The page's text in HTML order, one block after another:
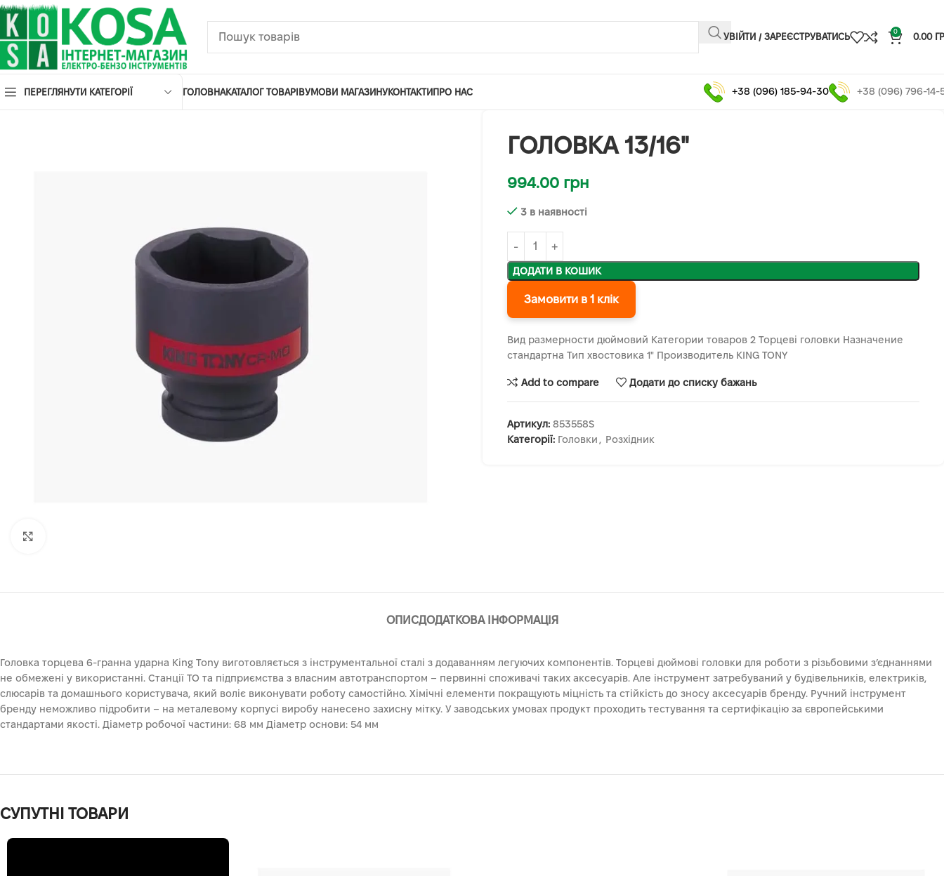
УВІЙТИ / ЗАРЕЄСТРУВАТИСЬ
0
0.00
ПЕРЕГЛЯНУТИ КАТЕГОРІЇ ГОЛОВНАКАТАЛОГ ТОВАРІВУМОВИ МАГАЗИНУКОНТАКТИПРО НАС +38 (096) 185-94-30 +38 (096) 796-14-
ГОЛОВКА 13/16"
994.00 грн
3 в наявності
ДОДАТИ В КОШИК
Замовити в 1 клік
Вид размерности дюймовий Категории товаров 2 Торцеві головки Назначение
стандартна Тип хвостовика 1" Производитель KING TONY
Add to compare Додати до списку бажань
Артикул: 853558S
Категорії: Головки , Розхідник
ОПИСДОДАТКОВА ІНФОРМАЦІЯ
Головка торцева 6-гранна ударна King Tony виготовляється з інструментальної сталі з додаванням легуючих компонентів. Торцеві дюймові головки для роботи з різьбовими з’єднаннями
не обмежені у використанні. Станції ТО та підприємства з власним автотранспортом – первинні споживачі таких аксесуарів. Але інструмент затребуваний у будівельників, електриків,
слюсарів та домашнього користувача, який воліє виконувати роботу самостійно. Хімічні елементи покращують міцність та стійкість до зносу аксесуарів бренду. Ручний інструмент
бренду неможливо підробити – на металевому корпусі виробу нанесено захисну мітку. У заводських умовах продукт проходить тестування та сертифікацію за європейськими
стандартами якості. Діаметр робочої частини: 68 мм Діаметр основи: 54 мм
СУПУТНІ ТОВАРИ